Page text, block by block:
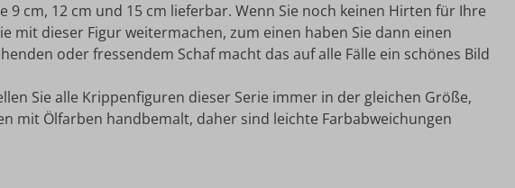
cm, 12 cm und 15 cm lieferbar. Wenn Sie noch keinen Hirten für Ihre
mit dieser Figur weitermachen, zum einen haben Sie dann einen
oder fressendem Schaf macht das auf alle Fälle ein schönes Bild
Sie alle Krippenfiguren dieser Serie immer in der gleichen Größe,
mit Ölfarben handbemalt, daher sind leichte Farbabweichungen